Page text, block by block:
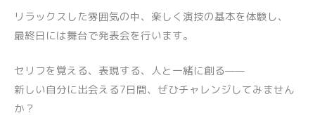
リラックスした雰囲気の中、楽しく演技の基本を体験し、
最終日には舞台で発表会を行います。
セリフを覚える、表現する、人と一緒に創る——
新しい自分に出会える7日間、ぜひチャレンジしてみません
か？